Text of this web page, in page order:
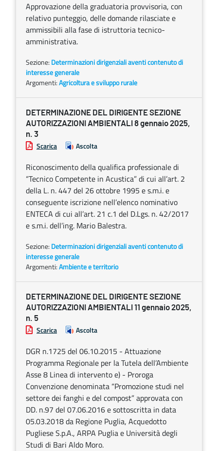
Approvazione della graduatoria provvisoria, con
relativo punteggio, delle domande rilasciate e
ammissibili alla fase di istruttoria tecnico-
amministrativa.
Sezione: Determinazioni dirigenziali aventi contenuto di
interesse generale
Argomenti:Agricoltura e sviluppo rurale
DETERMINAZIONE DEL DIRIGENTE SEZIONE
AUTORIZZAZIONI AMBIENTALI 8 gennaio 2025,
n. 3
Scarica Ascolta
Riconoscimento della qualifica professionale di
“Tecnico Competente in Acustica” di cui all’art. 2
della L. n. 447 del 26 ottobre 1995 e s.m.i. e
conseguente iscrizione nell’elenco nominativo
ENTECA di cui all’art. 21 c.1 del D.Lgs. n. 42/2017
e s.m.i. dell’ing. Mario Balestra.
Sezione: Determinazioni dirigenziali aventi contenuto di
interesse generale
Argomenti:Ambiente e territorio
DETERMINAZIONE DEL DIRIGENTE SEZIONE
AUTORIZZAZIONI AMBIENTALI 11 gennaio 2025,
n. 5
Scarica Ascolta
DGR n.1725 del 06.10.2015 - Attuazione
Programma Regionale per la Tutela dell’Ambiente
Asse 8 Linea di intervento e) - Proroga
Convenzione denominata “Promozione studi nel
settore dei fanghi e del compost” approvata con
DD. n.97 del 07.06.2016 e sottoscritta in data
05.03.2018 da Regione Puglia, Acquedotto
Pugliese S.p.A., ARPA Puglia e Università degli
Studi di Bari Aldo Moro.